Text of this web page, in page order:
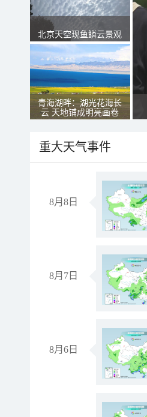
北京天空现鱼鳞云景观
青海湖畔：湖光花海长
云 天地铺成明亮画卷
重大天气事件
8月8日
8月7日
8月6日